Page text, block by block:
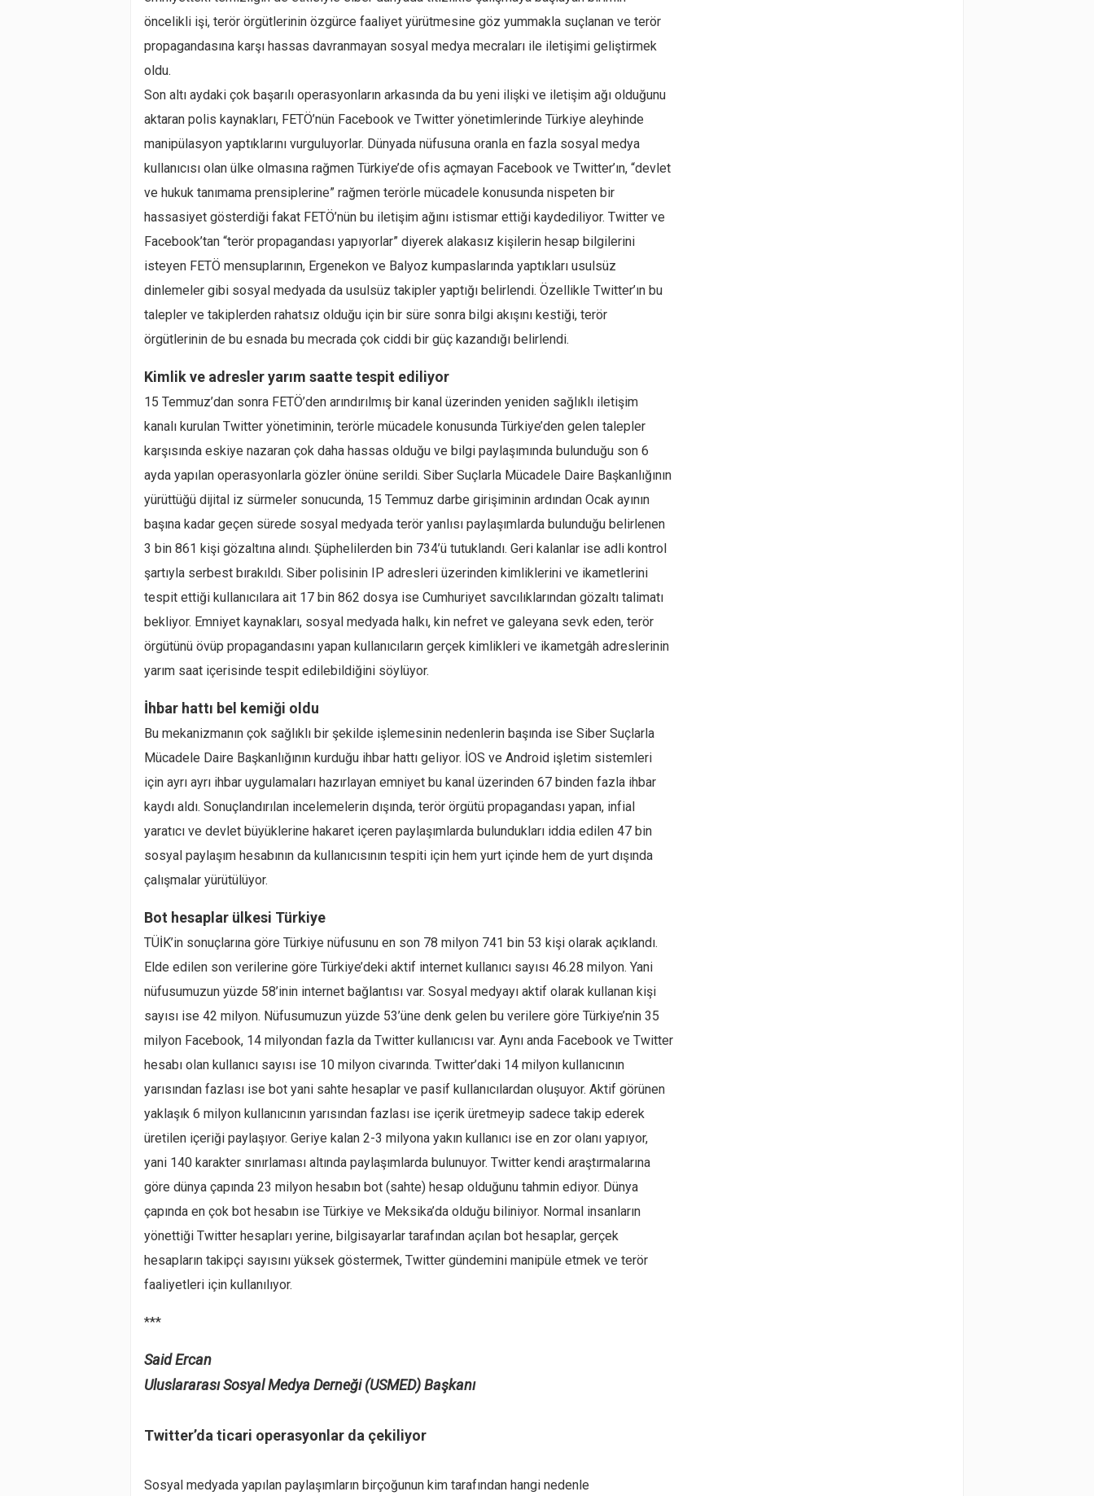
öncelikli işi, terör örgütlerinin özgürce faaliyet yürütmesine göz yummakla suçlanan ve terör
propagandasına karşı hassas davranmayan sosyal medya mecraları ile iletişimi geliştirmek
oldu.
Son altı aydaki çok başarılı operasyonların arkasında da bu yeni ilişki ve iletişim ağı olduğunu
aktaran polis kaynakları, FETÖ’nün Facebook ve Twitter yönetimlerinde Türkiye aleyhinde
manipülasyon yaptıklarını vurguluyorlar. Dünyada nüfusuna oranla en fazla sosyal medya
kullanıcısı olan ülke olmasına rağmen Türkiye’de ofis açmayan Facebook ve Twitter’ın, “devlet
ve hukuk tanımama prensiplerine” rağmen terörle mücadele konusunda nispeten bir
hassasiyet gösterdiği fakat FETÖ’nün bu iletişim ağını istismar ettiği kaydediliyor. Twitter ve
Facebook’tan “terör propagandası yapıyorlar” diyerek alakasız kişilerin hesap bilgilerini
isteyen FETÖ mensuplarının, Ergenekon ve Balyoz kumpaslarında yaptıkları usulsüz
dinlemeler gibi sosyal medyada da usulsüz takipler yaptığı belirlendi. Özellikle Twitter’ın bu
talepler ve takiplerden rahatsız olduğu için bir süre sonra bilgi akışını kestiği, terör
örgütlerinin de bu esnada bu mecrada çok ciddi bir güç kazandığı belirlendi.
Kimlik ve adresler yarım saatte tespit ediliyor
15 Temmuz’dan sonra FETÖ’den arındırılmış bir kanal üzerinden yeniden sağlıklı iletişim
kanalı kurulan Twitter yönetiminin, terörle mücadele konusunda Türkiye’den gelen talepler
karşısında eskiye nazaran çok daha hassas olduğu ve bilgi paylaşımında bulunduğu son 6
ayda yapılan operasyonlarla gözler önüne serildi. Siber Suçlarla Mücadele Daire Başkanlığının
yürüttüğü dijital iz sürmeler sonucunda, 15 Temmuz darbe girişiminin ardından Ocak ayının
başına kadar geçen sürede sosyal medyada terör yanlısı paylaşımlarda bulunduğu belirlenen
3 bin 861 kişi gözaltına alındı. Şüphelilerden bin 734’ü tutuklandı. Geri kalanlar ise adli kontrol
şartıyla serbest bırakıldı. Siber polisinin IP adresleri üzerinden kimliklerini ve ikametlerini
tespit ettiği kullanıcılara ait 17 bin 862 dosya ise Cumhuriyet savcılıklarından gözaltı talimatı
bekliyor. Emniyet kaynakları, sosyal medyada halkı, kin nefret ve galeyana sevk eden, terör
örgütünü övüp propagandasını yapan kullanıcıların gerçek kimlikleri ve ikametgâh adreslerinin
yarım saat içerisinde tespit edilebildiğini söylüyor.
İhbar hattı bel kemiği oldu
Bu mekanizmanın çok sağlıklı bir şekilde işlemesinin nedenlerin başında ise Siber Suçlarla
Mücadele Daire Başkanlığının kurduğu ihbar hattı geliyor. İOS ve Android işletim sistemleri
için ayrı ayrı ihbar uygulamaları hazırlayan emniyet bu kanal üzerinden 67 binden fazla ihbar
kaydı aldı. Sonuçlandırılan incelemelerin dışında, terör örgütü propagandası yapan, infial
yaratıcı ve devlet büyüklerine hakaret içeren paylaşımlarda bulundukları iddia edilen 47 bin
sosyal paylaşım hesabının da kullanıcısının tespiti için hem yurt içinde hem de yurt dışında
çalışmalar yürütülüyor.
Bot hesaplar ülkesi Türkiye
TÜİK’in sonuçlarına göre Türkiye nüfusunu en son 78 milyon 741 bin 53 kişi olarak açıklandı.
Elde edilen son verilerine göre Türkiye’deki aktif internet kullanıcı sayısı 46.28 milyon. Yani
nüfusumuzun yüzde 58’inin internet bağlantısı var. Sosyal medyayı aktif olarak kullanan kişi
sayısı ise 42 milyon. Nüfusumuzun yüzde 53’üne denk gelen bu verilere göre Türkiye’nin 35
milyon Facebook, 14 milyondan fazla da Twitter kullanıcısı var. Aynı anda Facebook ve Twitter
hesabı olan kullanıcı sayısı ise 10 milyon civarında. Twitter’daki 14 milyon kullanıcının
yarısından fazlası ise bot yani sahte hesaplar ve pasif kullanıcılardan oluşuyor. Aktif görünen
yaklaşık 6 milyon kullanıcının yarısından fazlası ise içerik üretmeyip sadece takip ederek
üretilen içeriği paylaşıyor. Geriye kalan 2-3 milyona yakın kullanıcı ise en zor olanı yapıyor,
yani 140 karakter sınırlaması altında paylaşımlarda bulunuyor. Twitter kendi araştırmalarına
göre dünya çapında 23 milyon hesabın bot (sahte) hesap olduğunu tahmin ediyor. Dünya
çapında en çok bot hesabın ise Türkiye ve Meksika’da olduğu biliniyor. Normal insanların
yönettiği Twitter hesapları yerine, bilgisayarlar tarafından açılan bot hesaplar, gerçek
hesapların takipçi sayısını yüksek göstermek, Twitter gündemini manipüle etmek ve terör
faaliyetleri için kullanılıyor.
***
Said Ercan
Uluslararası Sosyal Medya Derneği (USMED) Başkanı
Twitter’da ticari operasyonlar da çekiliyor
Sosyal medyada yapılan paylaşımların birçoğunun kim tarafından hangi nedenle